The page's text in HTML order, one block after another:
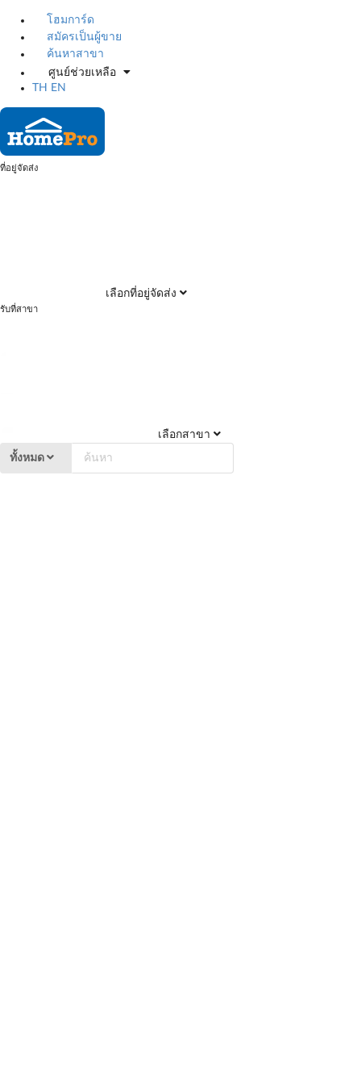
โฮมการ์ด
สมัครเป็นผู้ขาย
ค้นหาสาขา
ศูนย์ช่วยเหลือ
TH
EN
ที่อยู่จัดส่ง
เลือกที่อยู่จัดส่ง
รับที่สาขา
เลือกสาขา
ทั้งหมด